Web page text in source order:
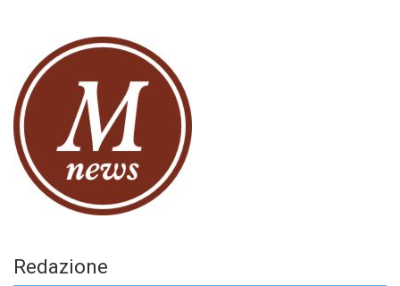
Redazione